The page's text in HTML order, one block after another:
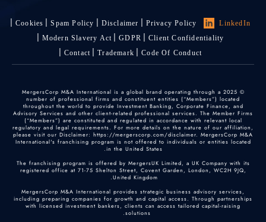
LinkedIn
Privacy Policy
Disclaimer
Spam Policy
Cookies
Client Confidentiality
GDPR
Modern Slavery Act
Code Of Conduct
Trademark
Contact
© 2025 MergersCorp M&A International is a global brand operating through a
number of professional firms and constituent entities (“Members”) located
throughout the world to provide Investment Banking, Corporate Finance, and
Advisory Services and other client-related professional services. The Member Firms
(“Members”) are constituted and regulated in accordance with relevant local
regulatory and legal requirements. For more details on the nature of our affiliation,
please visit our Disclaimer: https://mergerscorp.com/disclaimer. MergersCorp M&A
International's franchising program is not offered to individuals or entities located
in the United States.
The franchising program is offered by MergersUK Limited, a UK Company with its
registered office at 71-75 Shelton Street, Covent Garden, London, WC2H 9JQ,
United Kingdom.
MergersCorp M&A International provides strategic business advisory services,
including preparing companies for growth and capital access. Through partnerships
with licensed investment bankers, clients can access tailored capital-raising
solutions.